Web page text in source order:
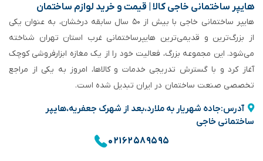
هایپر ساختمانی خاجی‌ کالا | قیمت و خرید لوازم ساختمان
هایپر ساختمانی خاجی‌ با بیش از ۵۰ سال سابقه‌ درخشان، به عنوان یکی
از بزرگ‌ترین و قدیمی‌ترین هایپرساختمانی‌ غرب استان تهران شناخته
می‌شود. این مجموعه بزرگ، فعالیت خود را از یک مغازه ابزارفروشی کوچک
آغاز کرد و با گسترش تدریجی خدمات و کالاها، امروز به یکی از مراجع
تخصصی صنعت ساختمان در ایران تبدیل شده است.
آدرس:جاده شهریار به ملارد،بعد از شهرک جعفریه،هایپر
ساختمانی خاجی
۰۲۱۶۲۵۸۹۵۹۵